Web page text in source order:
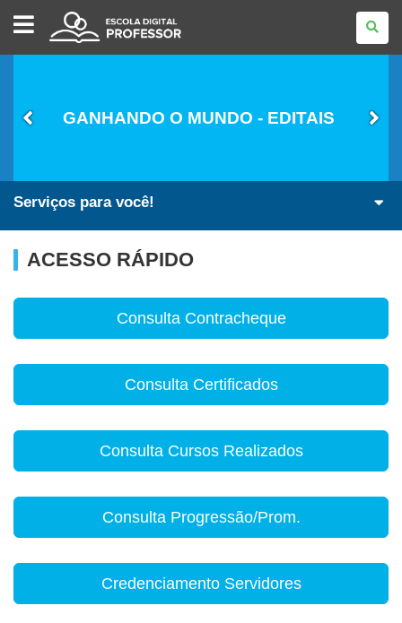
ESCOLA
DIGITAL
-
PROFESSOR
GANHANDO O MUNDO - EDITAIS
Serviços para você!
ACESSO RÁPIDO
Consulta Contracheque
Consulta Certificados
Consulta Cursos Realizados
Consulta Progressão/Prom.
Credenciamento Servidores